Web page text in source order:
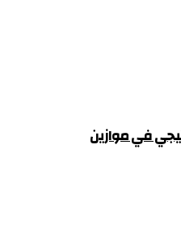
في موازين